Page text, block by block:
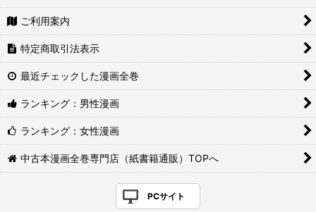
ご利用案内
特定商取引法表示
最近チェックした漫画全巻
ランキング：男性漫画
ランキング：女性漫画
中古本漫画全巻専門店（紙書籍通販）TOPへ
PCサイト